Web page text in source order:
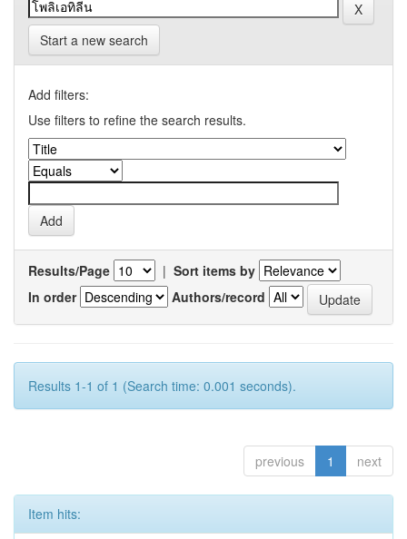
Start a new search
Add filters:
Use filters to refine the search results.
Results/Page | Sort items by
In order
Authors/record
Results 1-1 of 1 (Search time: 0.001 seconds).
previous 1 next
Item hits: